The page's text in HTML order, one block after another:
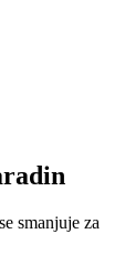
smanjuje za